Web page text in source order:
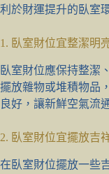
利於財運提升的臥室
1. 臥室財位宜整潔明
臥室財位應保持整潔
擺放雜物或堆積物品
良好，讓新鮮空氣流
2. 臥室財位宜擺放吉
在臥室財位擺放一些